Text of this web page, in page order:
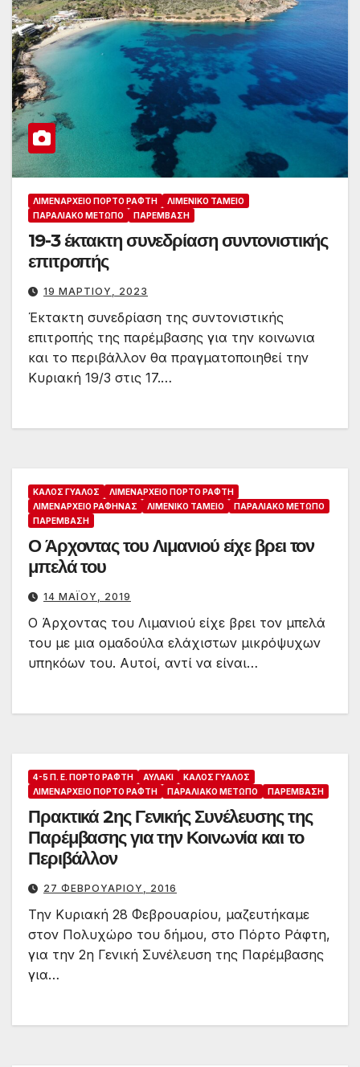
ΛΙΜΕΝΑΡΧΕΊΟ ΠΌΡΤΟ ΡΆΦΤΗ
ΛΙΜΕΝΙΚΌ ΤΑΜΕΊΟ
ΠΑΡΑΛΙΑΚΌ ΜΈΤΩΠΟ
ΠΑΡΈΜΒΑΣΗ
19-3 έκτακτη συνεδρίαση συντονιστικής
επιτροπής
19 ΜΑΡΤΊΟΥ, 2023
Έκτακτη συνεδρίαση της συντονιστικής
επιτροπής της παρέμβασης για την κοινωνια
και το περιβάλλον θα πραγματοποιηθεί την
Κυριακή 19/3 στις 17.…
ΚΑΛΌΣ ΓΥΑΛΌΣ
ΛΙΜΕΝΑΡΧΕΊΟ ΠΌΡΤΟ ΡΆΦΤΗ
ΛΙΜΕΝΑΡΧΕΊΟ ΡΑΦΉΝΑΣ
ΛΙΜΕΝΙΚΌ ΤΑΜΕΊΟ
ΠΑΡΑΛΙΑΚΌ ΜΈΤΩΠΟ
ΠΑΡΈΜΒΑΣΗ
Ο Άρχοντας του Λιμανιού είχε βρει τον
μπελά του
14 ΜΑΪ́ΟΥ, 2019
Ο Άρχοντας του Λιμανιού είχε βρει τον μπελά
του με μια ομαδούλα ελάχιστων μικρόψυχων
υπηκόων του. Αυτοί, αντί να είναι…
4-5 Π. Ε. ΠΌΡΤΟ ΡΆΦΤΗ ΑΥΛΆΚΙ
ΚΑΛΌΣ ΓΥΑΛΌΣ
ΛΙΜΕΝΑΡΧΕΊΟ ΠΌΡΤΟ ΡΆΦΤΗ
ΠΑΡΑΛΙΑΚΌ ΜΈΤΩΠΟ ΠΑΡΈΜΒΑΣΗ
Πρακτικά 2ης Γενικής Συνέλευσης της
Παρέμβασης για την Κοινωνία και το
Περιβάλλον
27 ΦΕΒΡΟΥΑΡΊΟΥ, 2016
Την Κυριακή 28 Φεβρουαρίου, μαζευτήκαμε
στον Πολυχώρο του δήμου, στο Πόρτο Ράφτη,
για την 2η Γενική Συνέλευση της Παρέμβασης
για…